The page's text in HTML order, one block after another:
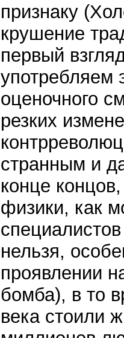
признаку
крушение
первый
употребляем
оценочного
резких
странным и
конце
физики, как
нельзя,
проявлении
бомба), в то
века стоили